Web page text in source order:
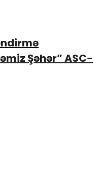
Şəhər” ASC-